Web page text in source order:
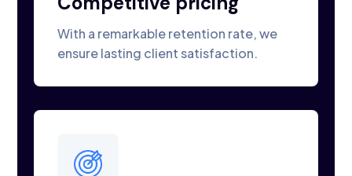
With a remarkable retention rate, we
ensure lasting client satisfaction.